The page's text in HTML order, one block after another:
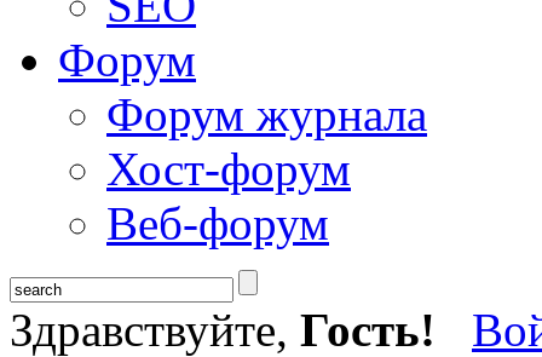
Форум
Форум журнала
Хост-форум
Веб-форум
Здравствуйте, Гость!